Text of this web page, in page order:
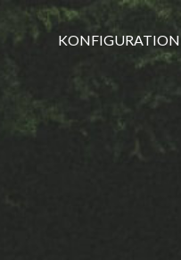
KONFIGURATION